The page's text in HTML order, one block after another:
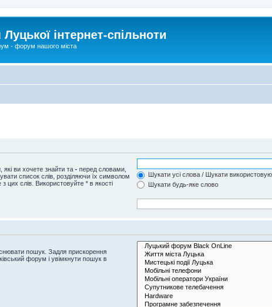
інтернет-спільноти
- форум нашого міста
ви хочете знайти та - перед словами,
список слів, розділяючи їх символом
цих слів. Використовуйте * в якості
Шукати усі слова / Шукати
Шукати будь-яке слово
пошук. Задля прискорення
форум і увімкнути пошук в